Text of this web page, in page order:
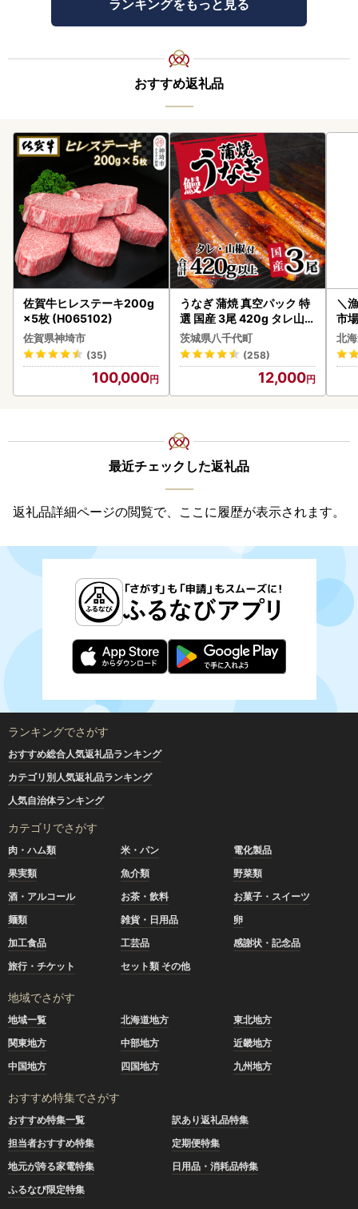
ランキングをもっと見る
おすすめ返礼品
佐賀牛ヒレステーキ200g
×5枚 (H065102)
佐賀県神埼市
(35)
100,000
うなぎ 蒲焼 真空パック 特
選 国産 3尾 420g タレ山椒
付き うな重 ひつまぶし 訳
あり 茨城 ウナギ 鰻 個包装
人気 美味しい 小分け 八千
茨城県八千代町
(258)
12,000
＼
市
貝
北
最近チェックした返礼品
返礼品詳細ページの閲覧で、ここに履歴が表示されます。
ランキングでさがす
おすすめ総合人気返礼品ランキング
カテゴリ別人気返礼品ランキング
人気自治体ランキング
カテゴリでさがす
肉・ハム類 米・パン
電化製品
果実類
魚介類
野菜類
酒・アルコール
お茶・飲料
お菓子・スイーツ
麺類
雑貨・日用品
卵
加工食品
工芸品
感謝状・記念品
旅行・チケット
セット類 その他
地域でさがす
地域一覧 北海道地方
東北地方
関東地方
中部地方
近畿地方
中国地方
四国地方 九州地方
おすすめ特集でさがす
おすすめ特集一覧
訳あり返礼品特集
担当者おすすめ特集
定期便特集
地元が誇る家電特集
日用品・消耗品特集
ふるなび限定特集